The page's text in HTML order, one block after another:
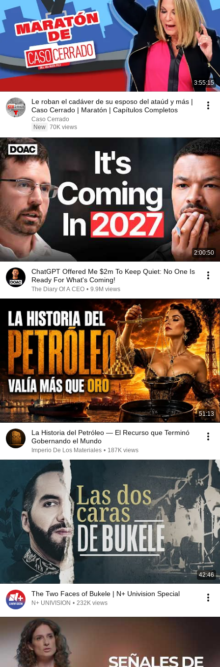
3:55:15
Le roban el cadáver de su esposo del ataúd y más |
Caso Cerrado | Maratón | Capítulos Completos
Caso Cerrado
New 70K views
2:00:50
ChatGPT Offered Me $2m To Keep Quiet: No One Is
Ready For What's Coming!
The Diary Of A CEO • 9.9M views
51:13
La Historia del Petróleo — El Recurso que Terminó
Gobernando el Mundo
Imperio De Los Materiales • 187K views
42:46
The Two Faces of Bukele | N+ Univision Special
N+ UNIVISION • 232K views